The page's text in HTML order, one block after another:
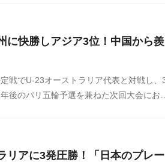
に快勝しアジア3位！中国から羨
戦でU-23オーストラリア代表と対戦し、
後のパリ五輪予選を兼ねた次回大会におけ
リアに3発圧勝！「日本のプレー